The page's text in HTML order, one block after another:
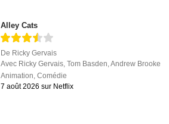
Alley Cats
De Ricky Gervais
Avec Ricky Gervais,Tom Basden,Andrew Brooke
Animation,Comédie
7 août 2026 sur Netflix